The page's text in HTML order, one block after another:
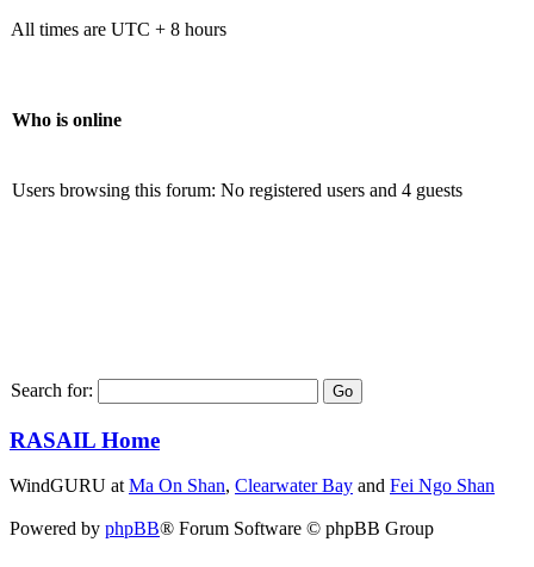
All times are UTC + 8 hours
Who is online
Users browsing this forum: No registered users and 4 guests
Search for:
RASAIL Home
WindGURU at Ma On Shan, Clearwater Bay and Fei Ngo Shan
Powered by phpBB® Forum Software © phpBB Group